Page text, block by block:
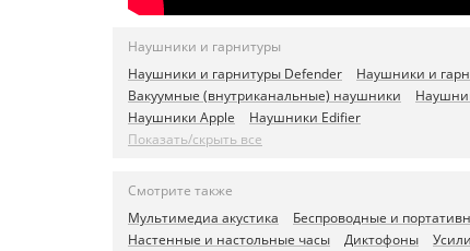
Наушники и гарнитуры
Наушники и гарнитуры Defender
Наушники и
Вакуумные (внутриканальные) наушники
Наушники Apple
Наушники Edifier
Показать/скрыть все
Смотрите также
Мультимедиа акустика
Беспроводные и
Настенные и настольные часы
Диктофоны